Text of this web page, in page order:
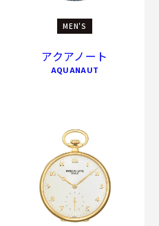
MEN'S
アクアノート
AQUANAUT